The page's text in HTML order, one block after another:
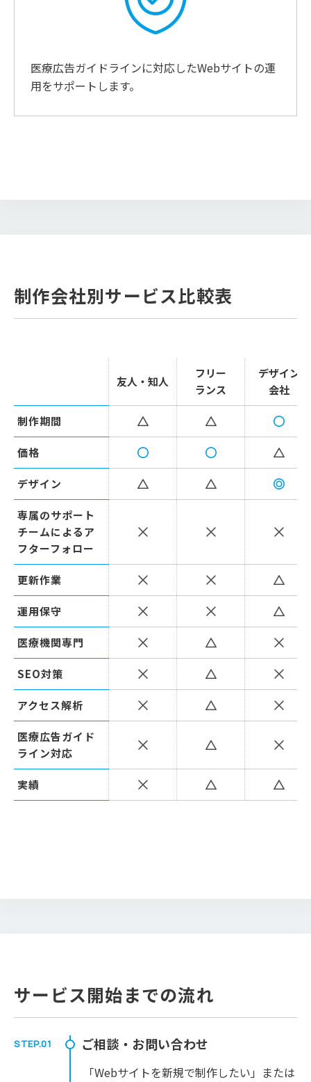
医療広告ガイドラインに対応したWebサイトの運
用をサポートします。
制作会社別サービス比較表
友人・知人
フリー
ランス
デザイン
会社
制作期間
価格
デザイン
専属のサポート
チームによるア
フターフォロー
更新作業
運用保守
医療機関専門
SEO対策
アクセス解析
医療広告ガイド
ライン対応
実績
サービス開始までの流れ
STEP.01 ご相談・お問い合わせ
「Webサイトを新規で制作したい」または